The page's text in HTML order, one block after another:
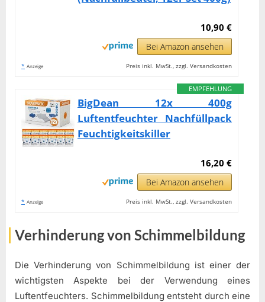
10,90 €
Bei Amazon ansehen
* Anzeige Preis inkl. MwSt., zzgl. Versandkosten
EMPFEHLUNG
BigDean 12x 400g
Luftentfeuchter Nachfüllpack
Feuchtigkeitskiller
16,20 €
Bei Amazon ansehen
* Anzeige Preis inkl. MwSt., zzgl. Versandkosten
Verhinderung von Schimmelbildung
Die Verhinderung von Schimmelbildung ist einer der
wichtigsten Aspekte bei der Verwendung eines
Luftentfeuchters. Schimmelbildung entsteht durch eine